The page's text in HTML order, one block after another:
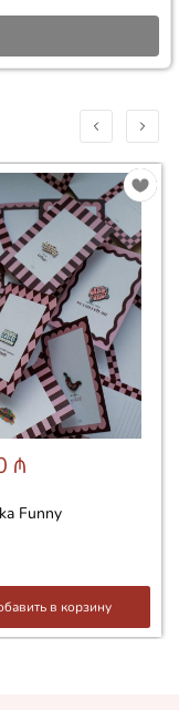
₼
Funny
в корзину